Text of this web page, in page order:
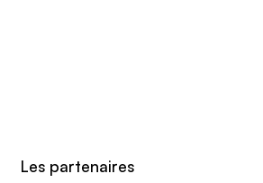
Les partenaires